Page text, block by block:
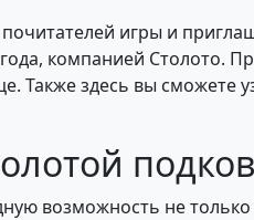
игры и
компанией Столото.
здесь вы сможете
возможность не